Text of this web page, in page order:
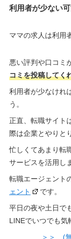
利用者が少ない
ママの求人は利用
悪い評判や口コミ
コミを投稿してく
利用者が少なけれ
う。
正直、転職サイト
際は企業とやりと
忙しくてあまり転
サービスを活用し
転職エージェント
ェント
です。
平日の夜や土日で
LINEでいつでも気
＞＞ (